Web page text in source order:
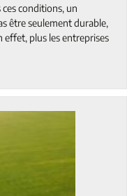
conditions, un
être seulement durable,
effet, plus les entreprises